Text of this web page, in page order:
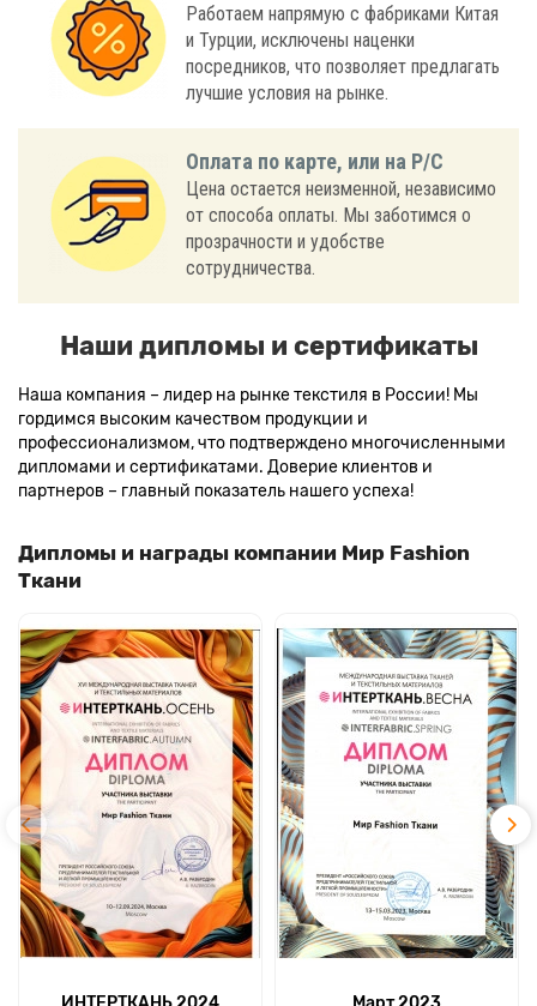
Работаем напрямую с фабриками Китая
и Турции, исключены наценки
посредников, что позволяет предлагать
лучшие условия на рынке.
Оплата по карте, или на Р/С
Цена остается неизменной, независимо
от способа оплаты. Мы заботимся о
прозрачности и удобстве
сотрудничества.
Наши дипломы и сертификаты
Наша компания – лидер на рынке текстиля в России! Мы
гордимся высоким качеством продукции и
профессионализмом, что подтверждено многочисленными
дипломами и сертификатами. Доверие клиентов и
партнеров – главный показатель нашего успеха!
Дипломы и награды компании Мир Fashion
Ткани